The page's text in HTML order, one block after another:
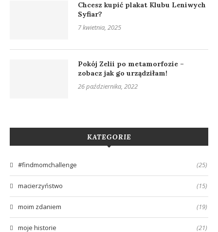
Chcesz kupić plakat Klubu Leniwych
Syfiar?
7 kwietnia, 2025
Pokój Zelii po metamorfozie –
zobacz jak go urządziłam!
26 października, 2022
KATEGORIE
#findmomchallenge (25)
macierzyństwo (15)
moim zdaniem (19)
moje historie (21)